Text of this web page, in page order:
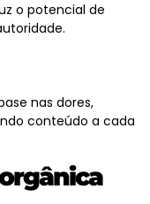
o potencial de
nas dores,
conteúdo a cada